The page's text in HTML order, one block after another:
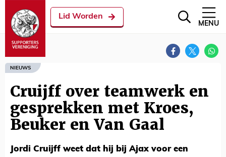
Lid Worden
MENU
NIEUWS
Cruijff over teamwerk en
gesprekken met Kroes,
Beuker en Van Gaal
Jordi Cruijff weet dat hij bij Ajax voor een